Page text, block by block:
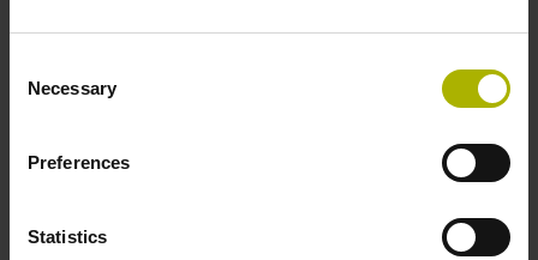
Selection
Necessary
Preferences
Statistics